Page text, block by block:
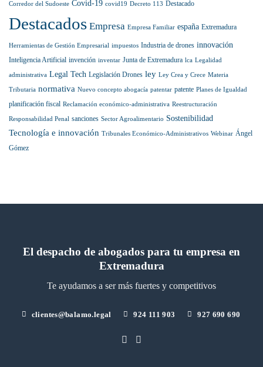
en
internacional
Lawyers
Corredor del Sudoeste Covid-19 covid19 Decreto 113 Destacado
Destacados Empresa Empresa Familiar españa Extremadura
Herramientas de Gestión Empresarial impuestos Industria de drones innovación
Inteligencia Artificial invención inventar Junta de Extremadura lca Legalidad
administrativa Legal Tech Legislación Drones ley Ley Crea y Crece Materia
Tributaria normativa Nuevo concepto abogacía patentar patente Planes de Igualdad
planificación fiscal Reclamación económico-administrativa Reestructuración
Responsabilidad Penal sanciones Sector Agroalimentario Sostenibilidad
Tecnología e innovación Tribunales Económico-Administrativos Webinar Ángel
Gómez
El despacho de abogados para tu empresa en
Extremadura
Te ayudamos a ser más fuertes y competitivos
clientes@balamo.legal 924 111 903 927 690 690